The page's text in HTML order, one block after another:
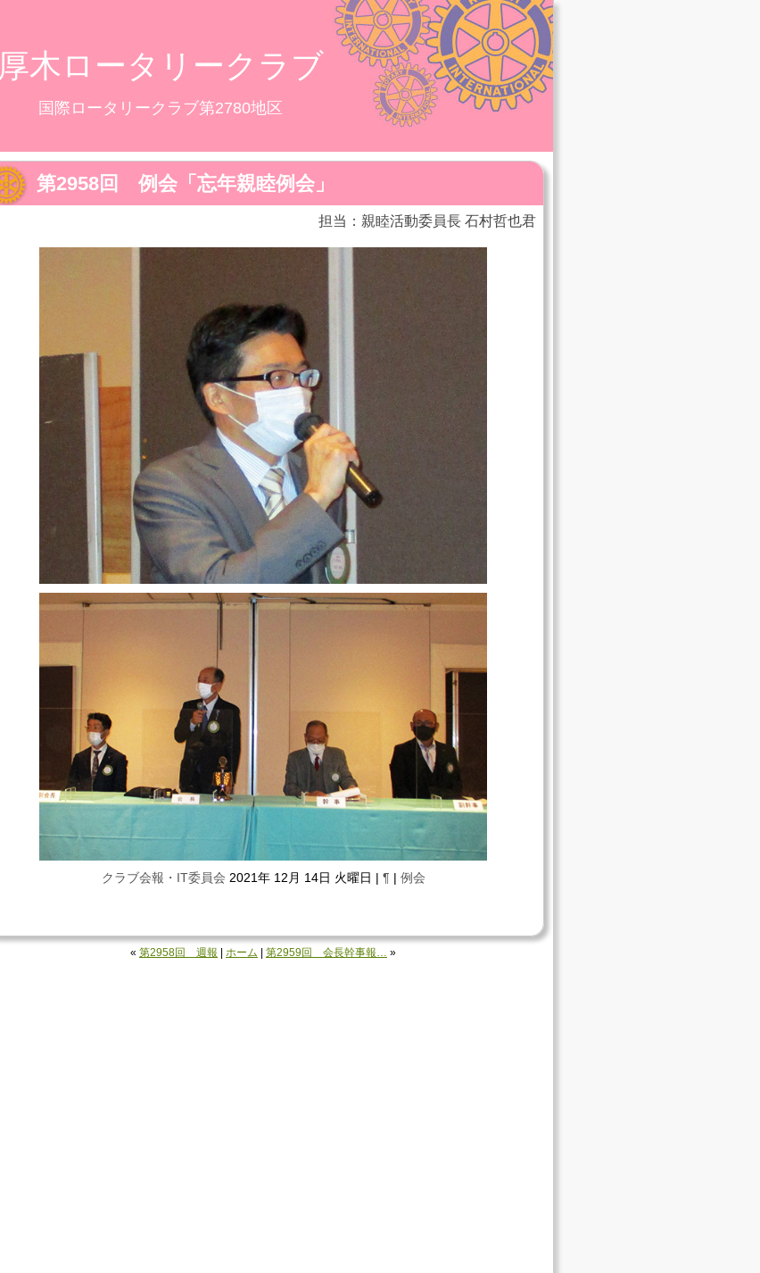
厚木ロータリークラブ
国際ロータリークラブ第2780地区
第2958回 例会「忘年親睦例会」
担当：親睦活動委員長 石村哲也君
クラブ会報・IT委員会 2021年 12月 14日 火曜日 | ¶ | 例会
« 第2958回 週報 ホーム 第2959回 会長幹事報… »